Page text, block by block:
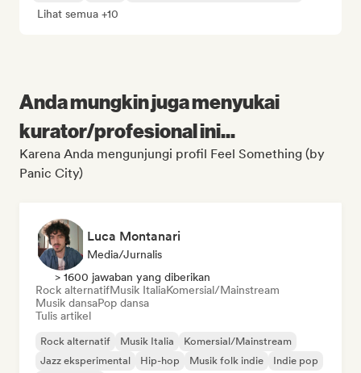
Lihat semua +10
Anda mungkin juga menyukai
kurator/profesional ini...
Karena Anda mengunjungi profil Feel Something (by
Panic City)
Luca Montanari
Media/Jurnalis
> 1600 jawaban yang diberikan
Rock alternatifMusik ItaliaKomersial/Mainstream
Musik dansaPop dansa
Tulis artikel
Rock alternatif Musik Italia
Komersial/Mainstream
Jazz eksperimental
Hip-hop Musik folk indie
Indie pop